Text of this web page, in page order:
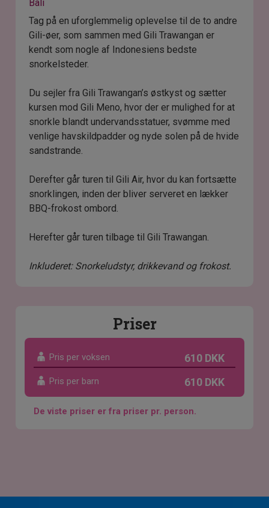
Bali
Tag på en uforglemmelig oplevelse til de to andre
Gili-øer, som sammen med Gili Trawangan er
kendt som nogle af Indonesiens bedste
snorkelsteder.
Du sejler fra Gili Trawangan’s østkyst og sætter
kursen mod Gili Meno, hvor der er mulighed for at
snorkle blandt undervandsstatuer, svømme med
venlige havskildpadder og nyde solen på de hvide
sandstrande.
Derefter går turen til Gili Air, hvor du kan fortsætte
snorklingen, inden der bliver serveret en lækker
BBQ-frokost ombord.
Herefter går turen tilbage til Gili Trawangan.
Inkluderet: Snorkeludstyr, drikkevand og frokost.
Priser
Pris per voksen 610 DKK
Pris per barn 610 DKK
De viste priser er fra priser pr. person.